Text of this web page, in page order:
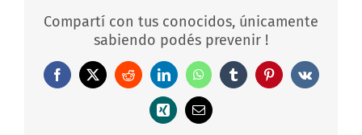
Compartí con tus conocidos, únicamente
sabiendo podés prevenir !
Facebook
X RedditLinkedInWhatsAppTumblrPinterestVk
Xing
Correo